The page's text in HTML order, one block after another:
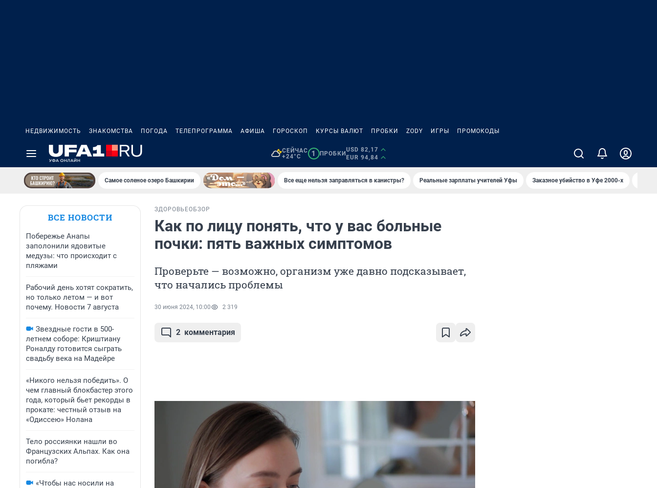
НЕДВИЖИМОСТЬ ЗНАКОМСТВА ПОГОДА ТЕЛЕПРОГРАММА АФИША ГОРОСКОП КУРСЫ ВАЛЮТ ПРОБКИ ZODY ИГРЫ ПРОМОКОДЫ
СЕЙЧАС
+24°C
1 ПРОБКИ
USD 82,17
EUR 94,84
Самое соленое озеро Башкирии Все еще нельзя заправляться в канистры? Реальные зарплаты учителей Уфы Заказное убийство в Уфе 2000-х
ВСЕ НОВОСТИ
Побережье Анапы
заполонили ядовитые
медузы: что происходит с
пляжами
Рабочий день хотят сократить,
но только летом — и вот
почему. Новости 7 августа
Звездные гости в 500-
летнем соборе: Криштиану
Роналду готовится сыграть
свадьбу века на Мадейре
«Никого нельзя победить». О
чем главный блокбастер этого
года, который бьет рекорды в
прокате: честный отзыв на
«Одиссею» Нолана
Тело россиянки нашли во
Французских Альпах. Как она
погибла?
«Чтобы нас носили на
ЗДОРОВЬЕОБЗОР
Как по лицу понять, что у вас больные
почки: пять важных симптомов
Проверьте — возможно, организм уже давно подсказывает,
что начались проблемы
30 июня 2024, 10:00 2 319
2 комментария